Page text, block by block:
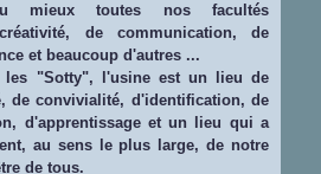
mieux toutes nos facultés
de communication, de
et beaucoup d'autres ...
les "Sotty", l'usine est un lieu de
de convivialité, d'identification, de
d'apprentissage et un lieu qui a
au sens le plus large, de notre
de tous.